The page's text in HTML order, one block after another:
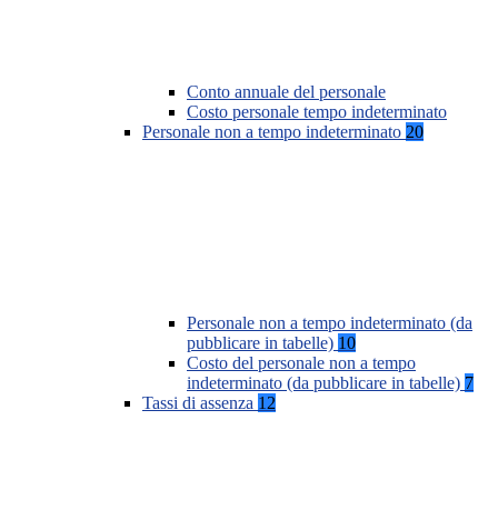
Conto annuale del personale
Costo personale tempo indeterminato
Personale non a tempo indeterminato 20
Personale non a tempo indeterminato (da
pubblicare in tabelle) 10
Costo del personale non a tempo
indeterminato (da pubblicare in tabelle) 7
Tassi di assenza 12